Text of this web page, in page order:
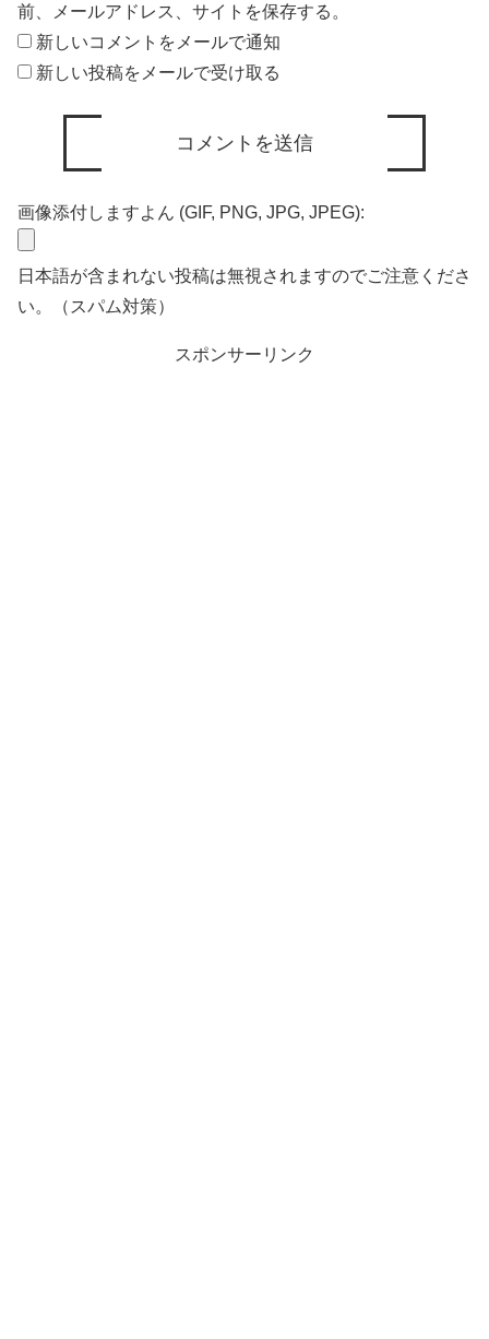
前、メールアドレス、サイトを保存する。
新しいコメントをメールで通知
新しい投稿をメールで受け取る
画像添付しますよん (GIF, PNG, JPG, JPEG):
日本語が含まれない投稿は無視されますのでご注意くださ
い。（スパム対策）
スポンサーリンク